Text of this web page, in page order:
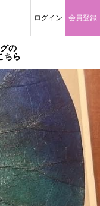
ログイン 会員登録
の
ちら